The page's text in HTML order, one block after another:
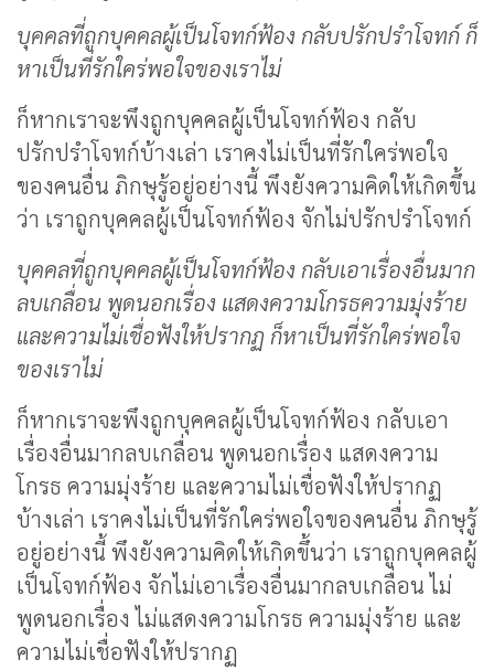
บุคคลที่ถูกบุคคลผู้เป็นโจทก์ฟ้อง กลับปรักปรำโจทก์ ก็
หาเป็นที่รักใคร่พอใจของเราไม่
ก็หากเราจะพึงถูกบุคคลผู้เป็นโจทก์ฟ้อง กลับ
ปรักปรำโจทก์บ้างเล่า เราคงไม่เป็นที่รักใคร่พอใจ
ของคนอื่น ภิกษุรู้อยู่อย่างนี้ พึงยังความคิดให้เกิดขึ้น
ว่า เราถูกบุคคลผู้เป็นโจทก์ฟ้อง จักไม่ปรักปรำโจทก์
บุคคลที่ถูกบุคคลผู้เป็นโจทก์ฟ้อง กลับเอาเรื่องอื่นมาก
ลบเกลื่อน พูดนอกเรื่อง แสดงความโกรธความมุ่งร้าย
และความไม่เชื่อฟังให้ปรากฏ ก็หาเป็นที่รักใคร่พอใจ
ของเราไม่
ก็หากเราจะพึงถูกบุคคลผู้เป็นโจทก์ฟ้อง กลับเอา
เรื่องอื่นมากลบเกลื่อน พูดนอกเรื่อง แสดงความ
โกรธ ความมุ่งร้าย และความไม่เชื่อฟังให้ปรากฏ
บ้างเล่า เราคงไม่เป็นที่รักใคร่พอใจของคนอื่น ภิกษุรู้
อยู่อย่างนี้ พึงยังความคิดให้เกิดขึ้นว่า เราถูกบุคคลผู้
เป็นโจทก์ฟ้อง จักไม่เอาเรื่องอื่นมากลบเกลื่อน ไม่
พูดนอกเรื่อง ไม่แสดงความโกรธ ความมุ่งร้าย และ
ความไม่เชื่อฟังให้ปรากฏ